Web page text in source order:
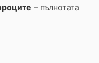
– пълнотата